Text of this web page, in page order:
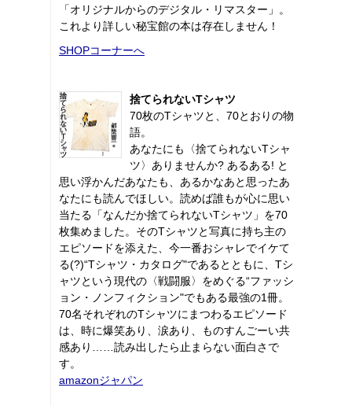
「オリジナルからのデジタル・リマスター」。
これより詳しい秘宝館の本は存在しません！
SHOPコーナーへ
捨てられないTシャツ
70枚のTシャツと、70とおりの物
語。
あなたにも〈捨てられないTシャ
ツ〉ありませんか? あるある! と
思い浮かんだあなたも、あるかなあと思ったあ
なたにも読んでほしい。読めば誰もが心に思い
当たる「なんだか捨てられないTシャツ」を70
枚集めました。そのTシャツと写真に持ち主の
エピソードを添えた、今一番おシャレでイケて
る(?)“Tシャツ・カタログ"であるとともに、Tシ
ャツという現代の〈戦闘服〉をめぐる“ファッシ
ョン・ノンフィクション"でもある最強の1冊。
70名それぞれのTシャツにまつわるエピソード
は、時に爆笑あり、涙あり、ものすんごーい共
感あり……読み出したら止まらない面白さで
す。
amazonジャパン